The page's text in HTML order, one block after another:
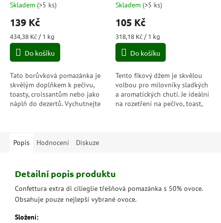
Průměrné
hodnocení
produktu
je
5,0
5
hvězdiček.
Skladem (>5 ks)
139 Kč
Měrná
cena:
434,38 Kč / 1 kg
Do košíku
Tato borůvková pomazánka je
skvělým doplňkem k pečivu,
toasty, croissantům nebo jako
náplň do dezertů. Vychutnejte
Průměrné
hodnocení
produktu
je
5,0
5
hvězdiček.
Skladem (>5 ks)
105 Kč
Měrná
cena:
318,18 Kč / 1 kg
Do košíku
Tento fíkový džem je skvělou
volbou pro milovníky sladkých
a aromatických chutí. Je ideální
na rozetření na pečivo, toast,
Popis Hodnocení Diskuze
Detailní popis produktu
Confettura extra di cilieglie třešňová pomazánka s 50% ovoce.
Obsahuje pouze nejlepší vybrané ovoce.
Složení: